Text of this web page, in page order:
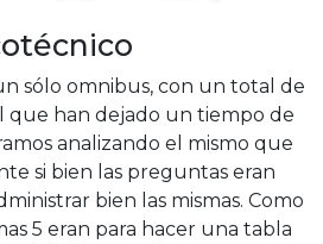
sólo omnibus, con un total de
que han dejado un tiempo de
analizando el mismo que
si bien las preguntas eran
bien las mismas. Como
5 eran para hacer una tabla